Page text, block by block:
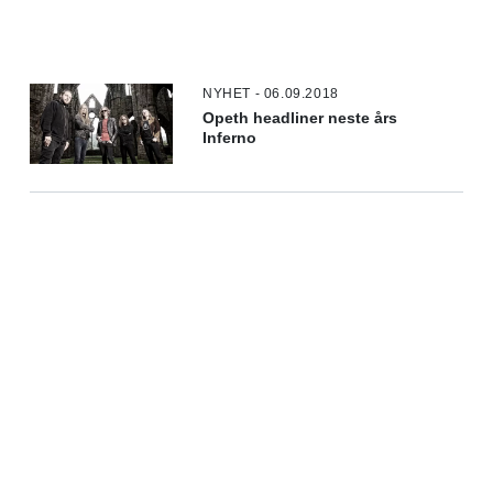
NYHET - 06.09.2018
Opeth headliner neste års
Inferno